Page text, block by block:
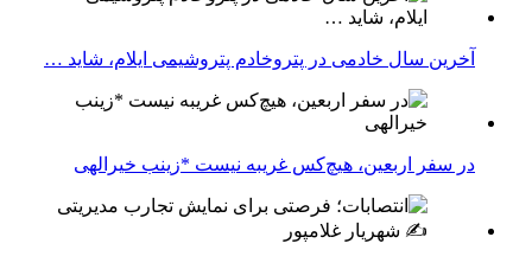
آخرین سال خادمی در پتروخادم پتروشیمی ایلام، شاید …
در سفر اربعین، هیچ‌کس غریبه نیست *زینب خیرالهی